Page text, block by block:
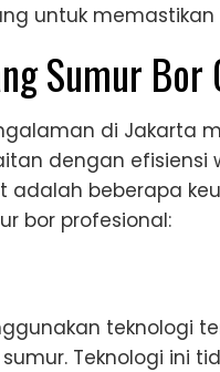
untuk
Sumur
di Jakarta
dengan efisiensi
adalah beberapa
bor profesional:
teknologi
Teknologi ini